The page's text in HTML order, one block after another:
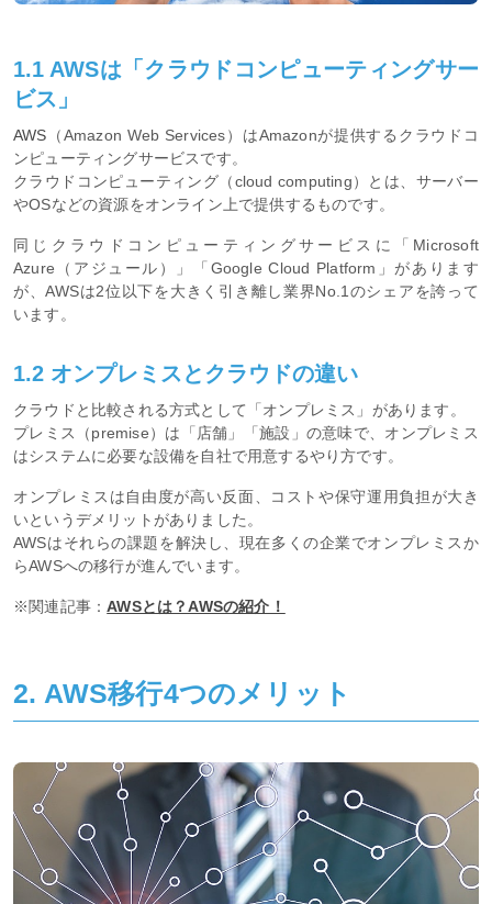
1.1 AWSは「クラウドコンピューティングサー
ビス」
AWS （Amazon Web Services）はAmazonが提供するクラウドコ
ンピューティングサービスです。
クラウドコンピューティング（cloud computing）とは、サーバー
やOSなどの資源をオンライン上で提供するものです。
同じクラウドコンピューティングサービスに「Microsoft
Azure（アジュール）」「Google Cloud Platform」があります
が、AWSは2位以下を大きく引き離し業界No.1のシェアを誇って
います。
1.2 オンプレミスとクラウドの違い
クラウドと比較される方式として「オンプレミス」があります。
プレミス（premise）は「店舗」「施設」の意味で、オンプレミス
はシステムに必要な設備を自社で用意するやり方です。
オンプレミスは自由度が高い反面、コストや保守運用負担が大き
いというデメリットがありました。
AWSはそれらの課題を解決し、現在多くの企業でオンプレミスか
らAWSへの移行が進んでいます。
※関連記事：AWSとは？AWSの紹介！
2. AWS移行4つのメリット